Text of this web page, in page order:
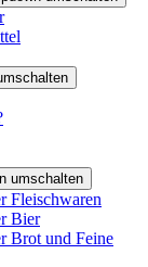
umschalten
Fleischwaren
Bier
Brot und Feine